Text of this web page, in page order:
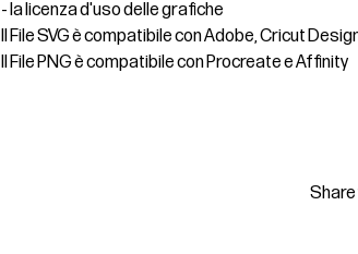
- la licenza d'uso delle grafiche
Il File SVG è compatibile con Adobe, Cricut
Il File PNG è compatibile con Procreate e Affinity
Share